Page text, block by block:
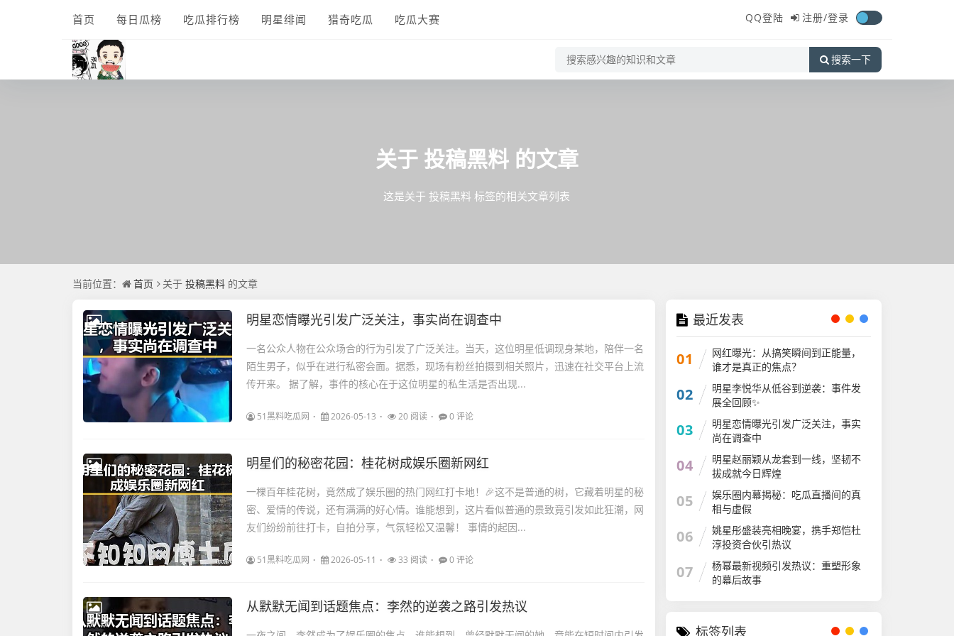
首页 每日瓜榜 吃瓜排行榜 明星绯闻 猎奇吃瓜 吃瓜大赛 QQ登陆 注册/登录
搜索一下
关于 投稿黑料 的文章
这是关于 投稿黑料 标签的相关文章列表
当前位置： 首页 关于 投稿黑料 的文章
明星恋情曝光引发广泛关注，事实尚在调查中
一名公众人物在公众场合的行为引发了广泛关注。当天，这位明星低调现身某地，陪伴一名
陌生男子，似乎在进行私密会面。据悉，现场有粉丝拍摄到相关照片，迅速在社交平台上流
传开来。 据了解，事件的核心在于这位明星的私生活是否出现...
51黑料吃瓜网 2026-05-13 20 阅读 0 评论
明星们的秘密花园：桂花树成娱乐圈新网红
一棵百年桂花树，竟然成了娱乐圈的热门网红打卡地！🎉这不是普通的树，它藏着明星的秘
密、爱情的传说，还有满满的好心情。谁能想到，这片看似普通的景致竟引发如此狂潮，网
友们纷纷前往打卡，自拍分享，气氛轻松又温馨！ 事情的起因...
51黑料吃瓜网 2026-05-11 33 阅读 0 评论
从默默无闻到话题焦点：李然的逆袭之路引发热议
最近发表
01
网红曝光：从搞笑瞬间到正能量，
谁才是真正的焦点？
02
明星李悦华从低谷到逆袭：事件发
展全回顾✨
03
明星恋情曝光引发广泛关注，事实
尚在调查中
04
明星赵丽颖从龙套到一线，坚韧不
拔成就今日辉煌
05
娱乐圈内幕揭秘：吃瓜直播间的真
相与虚假
06
姚星彤盛装亮相晚宴，携手郑恺杜
淳投资合伙引热议
07
杨幂最新视频引发热议：重塑形象
的幕后故事
标签列表